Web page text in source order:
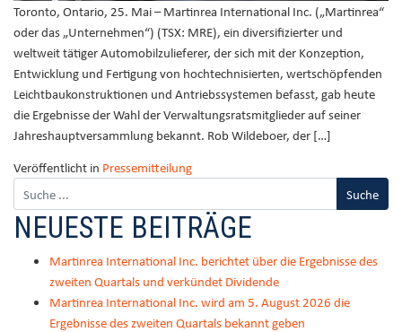
Toronto, Ontario, 25. Mai – Martinrea International Inc. („Martinrea“
oder das „Unternehmen“) (TSX: MRE), ein diversifizierter und
weltweit tätiger Automobilzulieferer, der sich mit der Konzeption,
Entwicklung und Fertigung von hochtechnisierten, wertschöpfenden
Leichtbaukonstruktionen und Antriebssystemen befasst, gab heute
die Ergebnisse der Wahl der Verwaltungsratsmitglieder auf seiner
Jahreshauptversammlung bekannt. Rob Wildeboer, der […]
Veröffentlicht in Pressemitteilung
NEUESTE BEITRÄGE
Martinrea International Inc. berichtet über die Ergebnisse des
zweiten Quartals und verkündet Dividende
Martinrea International Inc. wird am 5. August 2026 die
Ergebnisse des zweiten Quartals bekannt geben